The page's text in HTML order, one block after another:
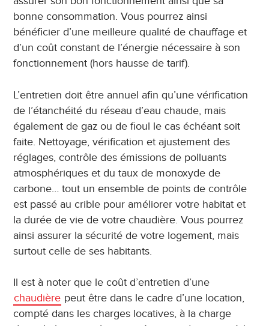
bonne consommation. Vous pourrez ainsi
bénéficier d’une meilleure qualité de chauffage et
d’un coût constant de l’énergie nécessaire à son
fonctionnement (hors hausse de tarif).
L’entretien doit être annuel afin qu’une vérification
de l’étanchéité du réseau d’eau chaude, mais
également de gaz ou de fioul le cas échéant soit
faite. Nettoyage, vérification et ajustement des
réglages, contrôle des émissions de polluants
atmosphériques et du taux de monoxyde de
carbone… tout un ensemble de points de contrôle
est passé au crible pour améliorer votre habitat et
la durée de vie de votre chaudière. Vous pourrez
ainsi assurer la sécurité de votre logement, mais
surtout celle de ses habitants.
Il est à noter que le coût d’entretien d’une
chaudière peut être dans le cadre d’une location,
compté dans les charges locatives, à la charge